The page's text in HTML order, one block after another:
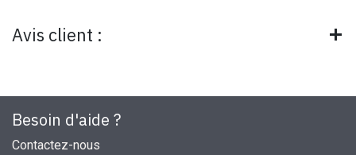
Avis client :
Besoin d'aide ?
Contactez-nous